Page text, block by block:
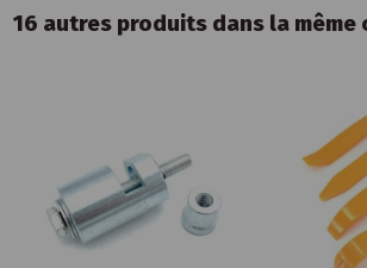
16 autres produits dans la même